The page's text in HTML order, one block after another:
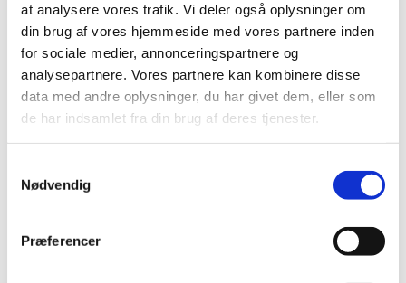
at analysere vores trafik. Vi deler også oplysninger om
din brug af vores hjemmeside med vores partnere inden
for sociale medier, annonceringspartnere og
analysepartnere. Vores partnere kan kombinere disse
data med andre oplysninger, du har givet dem, eller som
de har indsamlet fra din brug af deres tjenester.
Nødvendig
Præferencer
Program: (Programmet kan stadig blive ændret)
16.00Der åbnes forindtjekning på
pladsenved hospice.
Der bliver mulighed for at købe
kaffe/te, kage m.m.
16.30
Velkomst v. formand for
Støtteforeningen for Hospice Sydvestjylland,
Herefter fortælles om ruternesom